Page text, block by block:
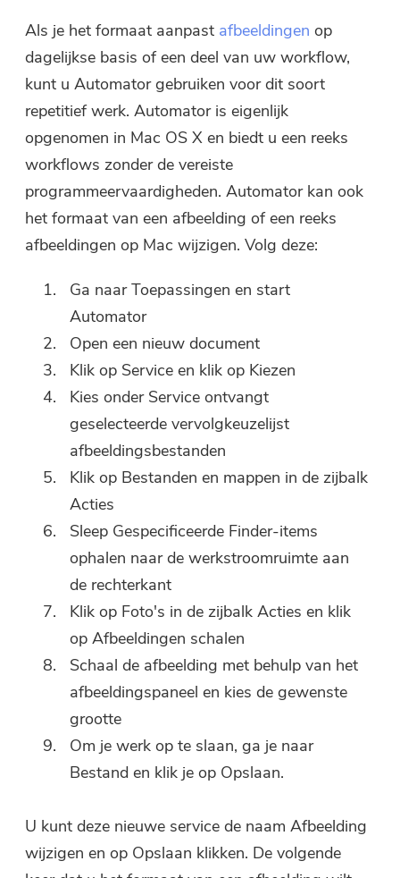
Als je het formaat aanpast afbeeldingen op
dagelijkse basis of een deel van uw workflow,
kunt u Automator gebruiken voor dit soort
repetitief werk. Automator is eigenlijk
opgenomen in Mac OS X en biedt u een reeks
workflows zonder de vereiste
programmeervaardigheden. Automator kan ook
het formaat van een afbeelding of een reeks
afbeeldingen op Mac wijzigen. Volg deze:
Ga naar Toepassingen en start
Automator
Open een nieuw document
Klik op Service en klik op Kiezen
Kies onder Service ontvangt
geselecteerde vervolgkeuzelijst
afbeeldingsbestanden
Klik op Bestanden en mappen in de zijbalk
Acties
Sleep Gespecificeerde Finder-items
ophalen naar de werkstroomruimte aan
de rechterkant
Klik op Foto's in de zijbalk Acties en klik
op Afbeeldingen schalen
Schaal de afbeelding met behulp van het
afbeeldingspaneel en kies de gewenste
grootte
Om je werk op te slaan, ga je naar
Bestand en klik je op Opslaan.
U kunt deze nieuwe service de naam Afbeelding
wijzigen en op Opslaan klikken. De volgende